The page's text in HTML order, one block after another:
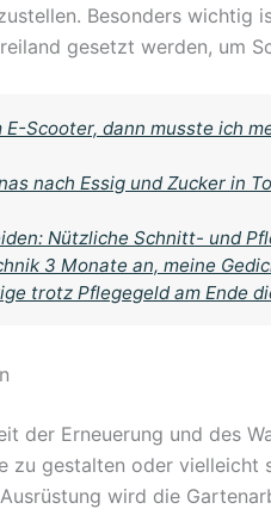
Besonders wichtig
gesetzt werden, um
Scooter, dann musste ich
nach Essig und Zucker in
Nützliche Schnitt- und
3 Monate an, meine
trotz Pflegegeld am Ende
der Erneuerung und des
zu gestalten oder vielleicht
wird die